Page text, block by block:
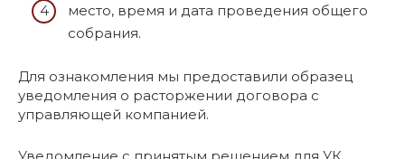
место, время и дата проведения общего
собрания.
Для ознакомления мы предоставили образец
уведомления о расторжении договора с
управляющей компанией.